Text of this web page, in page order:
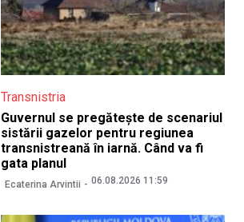
Transnistria
Guvernul se pregătește de scenariul
sistării gazelor pentru regiunea
transnistreană în iarnă. Când va fi
gata planul
Ecaterina Arvintii 06.08.2026 11:59